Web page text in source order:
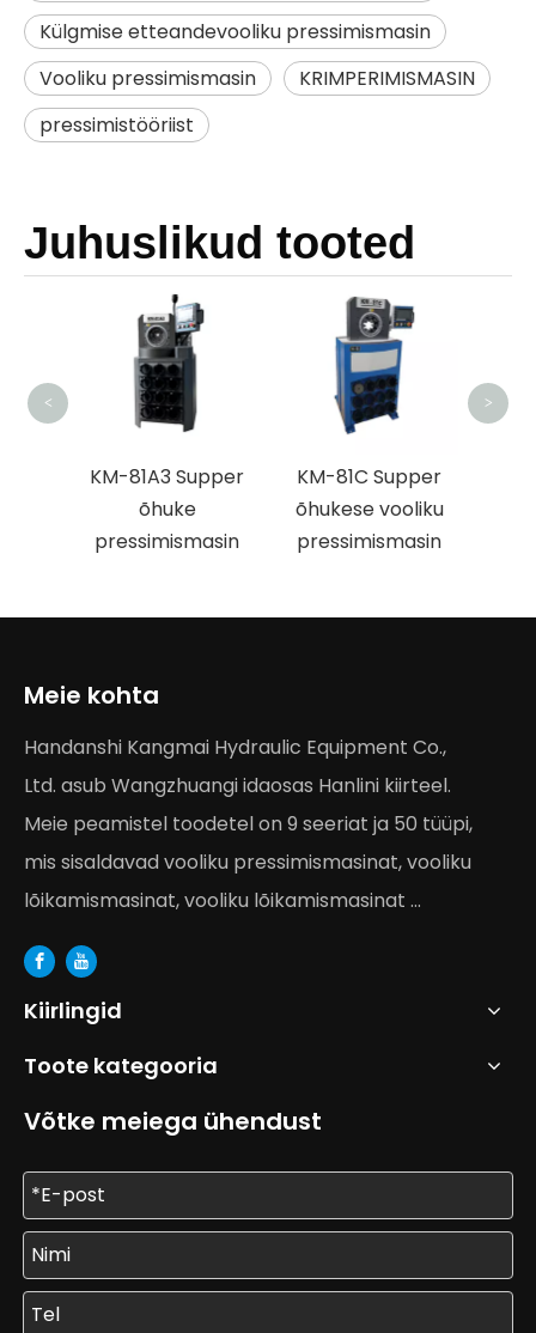
Külgmise etteandevooliku pressimismasin
Vooliku pressimismasin
KRIMPERIMISMASIN
pressimistööriist
Juhuslikud tooted
KM-81A3 Supper
õhuke
pressimismasin
KM-81C Supper
õhukese vooliku
pressimismasin
< >
Meie kohta
Handanshi Kangmai Hydraulic Equipment Co.,
Ltd. asub Wangzhuangi idaosas Hanlini kiirteel.
Meie peamistel toodetel on 9 seeriat ja 50 tüüpi,
mis sisaldavad vooliku pressimismasinat, vooliku
lõikamismasinat, vooliku lõikamismasinat ...
Kiirlingid
Toote kategooria
Võtke meiega ühendust